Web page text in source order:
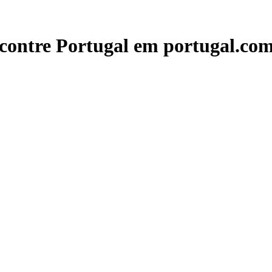
Portugal em